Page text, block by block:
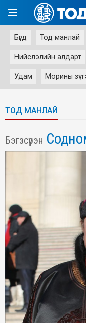
Бүгд Тод манлай
Нийслэлийн алдарт
Удам Морины
ТОД МАНЛАЙ
Бэгзсүрэн